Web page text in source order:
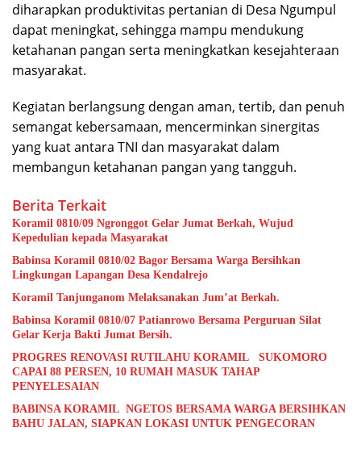
diharapkan produktivitas pertanian di Desa Ngumpul
dapat meningkat, sehingga mampu mendukung
ketahanan pangan serta meningkatkan kesejahteraan
masyarakat.
Kegiatan berlangsung dengan aman, tertib, dan penuh
semangat kebersamaan, mencerminkan sinergitas
yang kuat antara TNI dan masyarakat dalam
membangun ketahanan pangan yang tangguh.
Berita Terkait
Koramil 0810/09 Ngronggot Gelar Jumat Berkah, Wujud
Kepedulian kepada Masyarakat
Babinsa Koramil 0810/02 Bagor Bersama Warga Bersihkan
Lingkungan Lapangan Desa Kendalrejo
Koramil Tanjunganom Melaksanakan Jum’at Berkah.
Babinsa Koramil 0810/07 Patianrowo Bersama Perguruan Silat
Gelar Kerja Bakti Jumat Bersih.
PROGRES RENOVASI RUTILAHU KORAMIL SUKOMORO
CAPAI 88 PERSEN, 10 RUMAH MASUK TAHAP
PENYELESAIAN
BABINSA KORAMIL NGETOS BERSAMA WARGA BERSIHKAN
BAHU JALAN, SIAPKAN LOKASI UNTUK PENGECORAN